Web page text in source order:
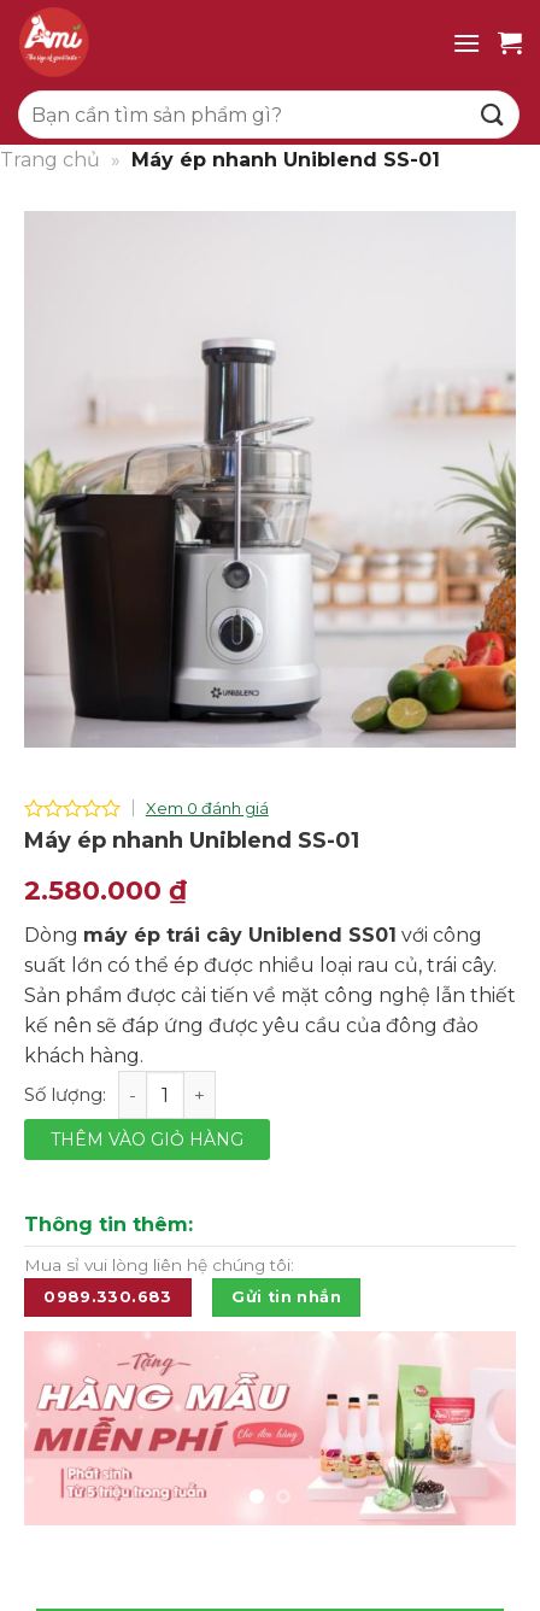
qua
dung
Tìm
kiếm:
Trang chủ » Máy ép nhanh Uniblend SS-01
0
5
Xem 0 đánh giá
Máy ép nhanh Uniblend SS-01
2.580.000 ₫
Dòng máy ép trái cây Uniblend SS01 với công
suất lớn có thể ép được nhiều loại rau củ, trái cây.
Sản phẩm được cải tiến về mặt công nghệ lẫn thiết
kế nên sẽ đáp ứng được yêu cầu của đông đảo
khách hàng.
Máy ép nhanh Uniblend SS-01 số lượng
THÊM VÀO GIỎ HÀNG
Thông tin thêm:
Mua sỉ vui lòng liên hệ chúng tôi:
0989.330.683 Gửi tin nhắn